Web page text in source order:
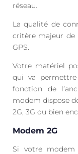
réseau.
La qualité de
critère majeur de
GPS.
Votre matériel
qui va
fonction de
modem dispose
2G, 3G ou bien
Modem 2G
Si votre